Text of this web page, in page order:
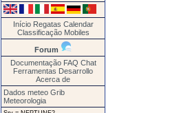
Início Regatas Calendar
Classificação Mobiles
Forum
Documentação FAQ Chat
Ferramentas Desarrollo
Acerca de
Dados meteo Grib
Meteorologia